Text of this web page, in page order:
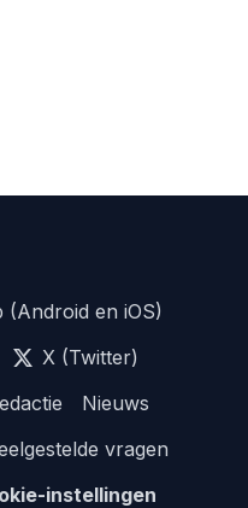
(Android en iOS)
X (Twitter)
Nieuws
vragen
instellingen